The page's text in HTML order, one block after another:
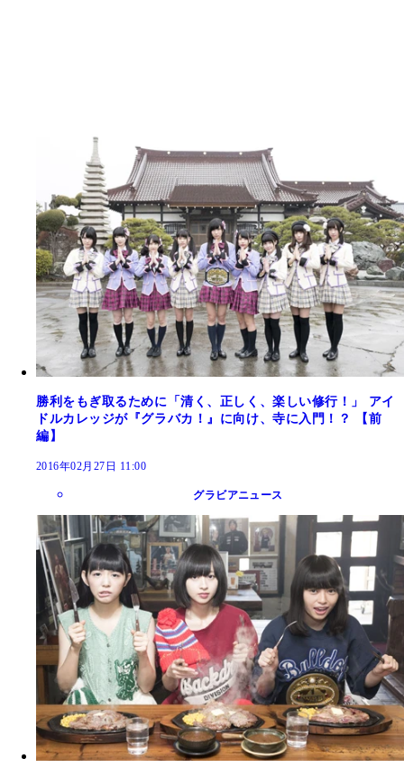
勝利をもぎ取るために「清く、正しく、楽しい修行！」 アイ
ドルカレッジが『グラバカ！』に向け、寺に入門！？ 【前
編】
2016年02月27日 11:00
グラビアニュース